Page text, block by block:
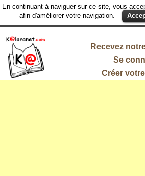
En continuant à naviguer sur ce site, vous
afin d'améliorer votre navigation.
Recevez
Se
Créer